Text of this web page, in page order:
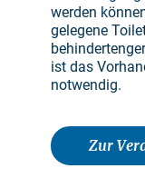
werden
gelegene
ist das
notwendig.
Zur